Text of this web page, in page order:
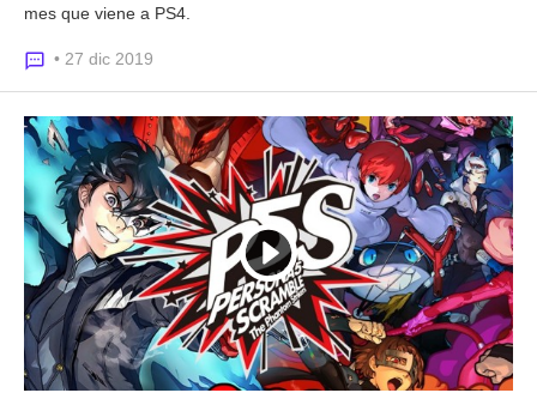
mes que viene a PS4.
• 27 dic 2019